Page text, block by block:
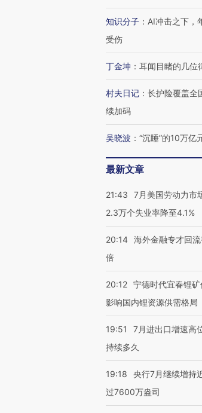
知识分子 ： AI冲击之下，
受伤
丁金坤 ： 耳闻目睹的几位
村夫日记 ： 长护险覆盖全
续加码
吴晓波 ： “沉睡”的10万亿
最新文章
21:43
7月美国劳动力市
2.3万个失业率降至4.1%
20:14 海外金融专才回
倍
20:12 宁德时代宜春锂
影响国内锂资源供需格局
19:51
7月进出口增速高
持续多久
19:18
央行7月继续增持
过7600万盎司